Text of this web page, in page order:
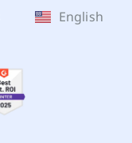
English